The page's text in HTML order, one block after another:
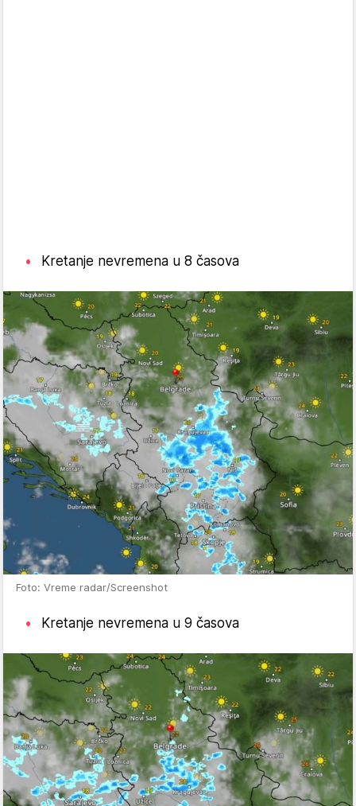
Kretanje nevremena u 8 časova
Foto: Vreme radar/Screenshot
Kretanje nevremena u 9 časova